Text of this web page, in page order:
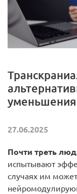
уменьшения
27.06.2025
Почти треть
испытывают
случаях им